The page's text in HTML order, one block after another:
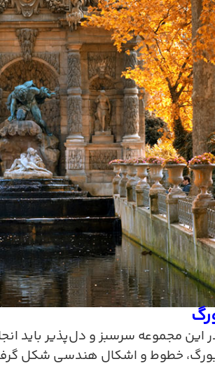
این مجموعه سرسبز و دل‌پذیر باید
خطوط و اشکال هندسی شکل